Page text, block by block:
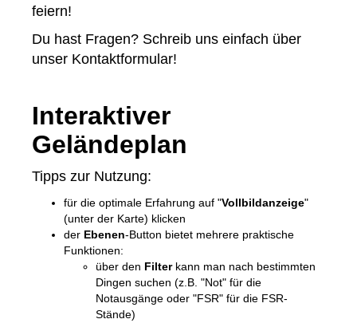
feiern!
Du hast Fragen? Schreib uns einfach über
unser Kontaktformular!
Interaktiver
Geländeplan
Tipps zur Nutzung:
für die optimale Erfahrung auf "Vollbildanzeige"
(unter der Karte) klicken
der Ebenen-Button bietet mehrere praktische
Funktionen:
über den Filterkann man nach bestimmten
Dingen suchen (z.B. "Not" für die
Notausgänge oder "FSR" für die FSR-
Stände)